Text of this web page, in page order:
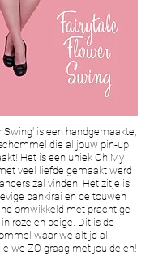
Swing' is een handgemaakte,
die al jouw pin-up
Het is een uniek Oh My
veel liefde gemaakt werd
zal vinden. Het zitje is
bankirai en de touwen
omwikkeld met prachtige
roze en beige. Dit is de
waar we altijd al
we ZO graag met jou delen!